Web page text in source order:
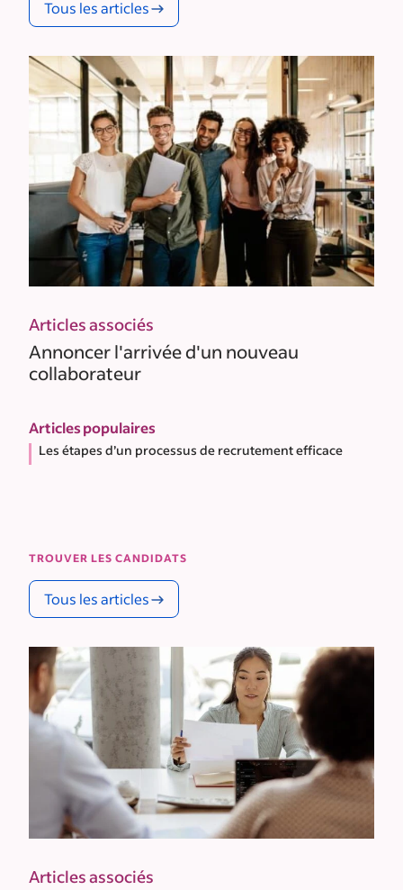
Tous les articles
Articles associés
Annoncer l'arrivée d'un nouveau
collaborateur
Articles populaires
Les étapes d’un processus de recrutement efficace
TROUVER LES CANDIDATS
Tous les articles
Articles associés